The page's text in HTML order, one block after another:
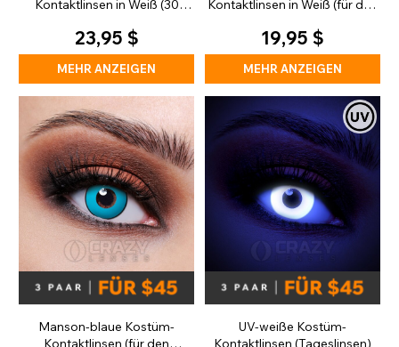
Kontaktlinsen in Weiß (30
23,95 $
MEHR ANZEIGEN
Kontaktlinsen in Weiß (für den
19,95 $
MEHR ANZEIGEN
Manson-blaue Kostüm-
Kontaktlinsen (für den
UV-weiße Kostüm-
Kontaktlinsen (Tageslinsen)